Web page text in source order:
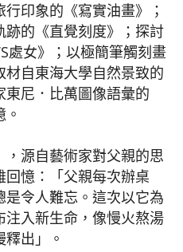
印象的《寫實油畫》；
的《直覺刻度》；探討
處女》；以極簡筆觸刻畫
材自東海大學自然景致的
東尼．比萬圖像語彙的
源自藝術家對父親的思
憶：「父親每次辦桌
令人難忘。這次以它為
入新生命，像慢火熬湯
出」。